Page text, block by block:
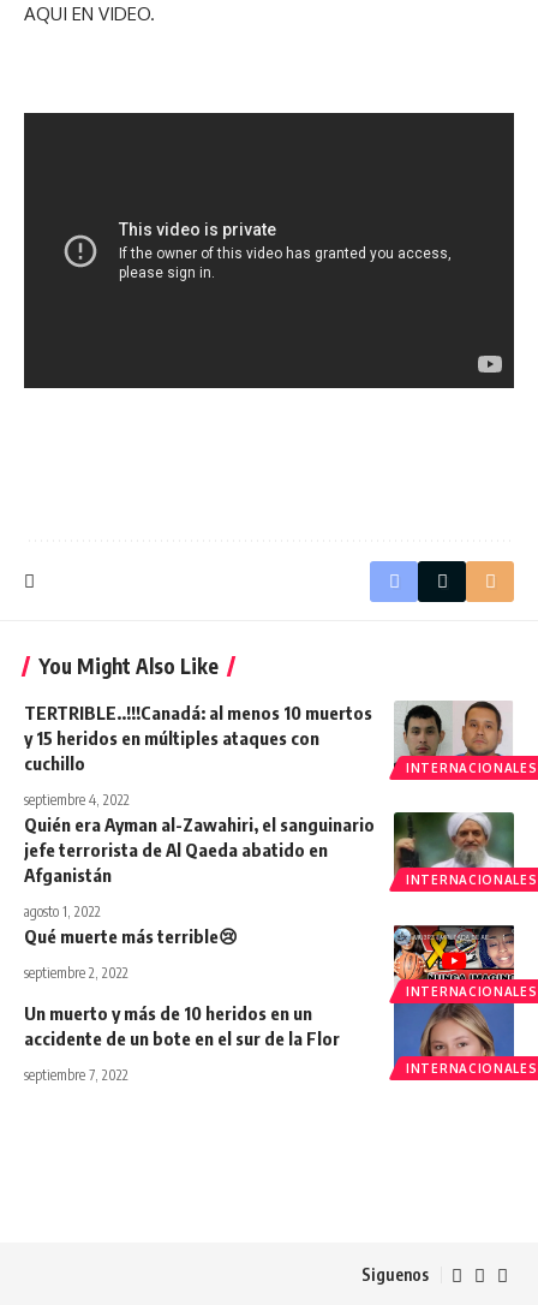
AQUI EN VIDEO.
You Might Also Like
INTERNACIONALES
TERTRIBLE..!!!Canadá: al menos 10 muertos
y 15 heridos en múltiples ataques con
cuchillo
septiembre 4, 2022
INTERNACIONALES
Quién era Ayman al-Zawahiri, el sanguinario
jefe terrorista de Al Qaeda abatido en
Afganistán
agosto 1, 2022
INTERNACIONALES
Qué muerte más terrible😢
septiembre 2, 2022
INTERNACIONALES
Un muerto y más de 10 heridos en un
accidente de un bote en el sur de la Flor
septiembre 7, 2022
Siguenos